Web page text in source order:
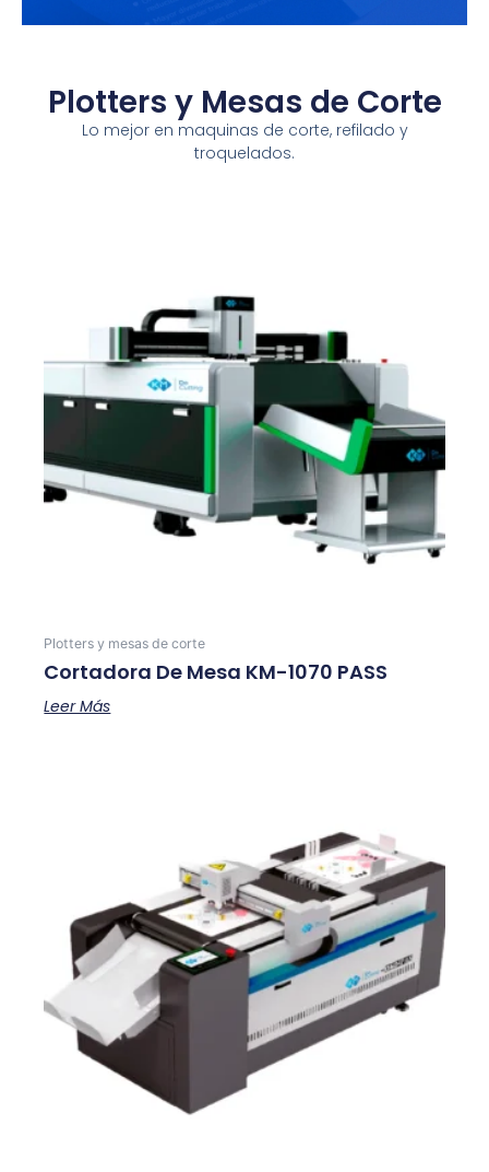
Plotters y Mesas de Corte
Lo mejor en maquinas de corte, refilado y
troquelados.
Plotters y mesas de corte
Cortadora De Mesa KM-1070 PASS
Leer Más